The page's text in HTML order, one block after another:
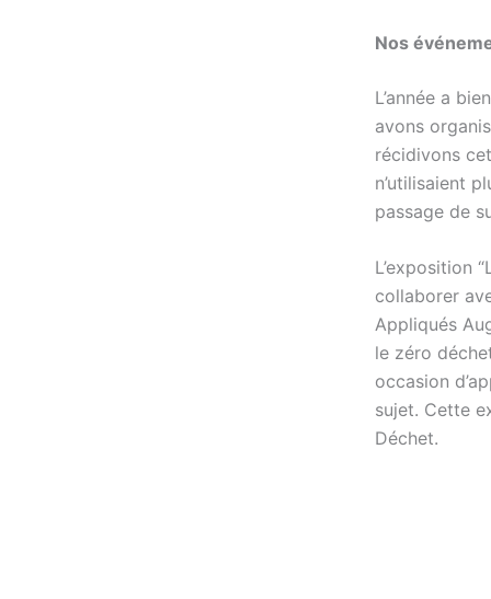
Nos
L’année a
avons
récidivons
n’utilisaient
passage de
L’exposition
collaborer
Appliqués
le zéro
occasion
sujet. Cette
Déchet.